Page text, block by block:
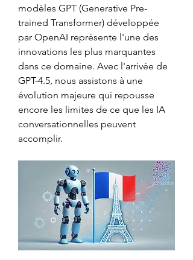
modèles GPT (Generative Pre-
trained Transformer) développée
par OpenAI représente l'une des
innovations les plus marquantes
dans ce domaine. Avec l'arrivée de
GPT-4.5, nous assistons à une
évolution majeure qui repousse
encore les limites de ce que les IA
conversationnelles peuvent
accomplir.